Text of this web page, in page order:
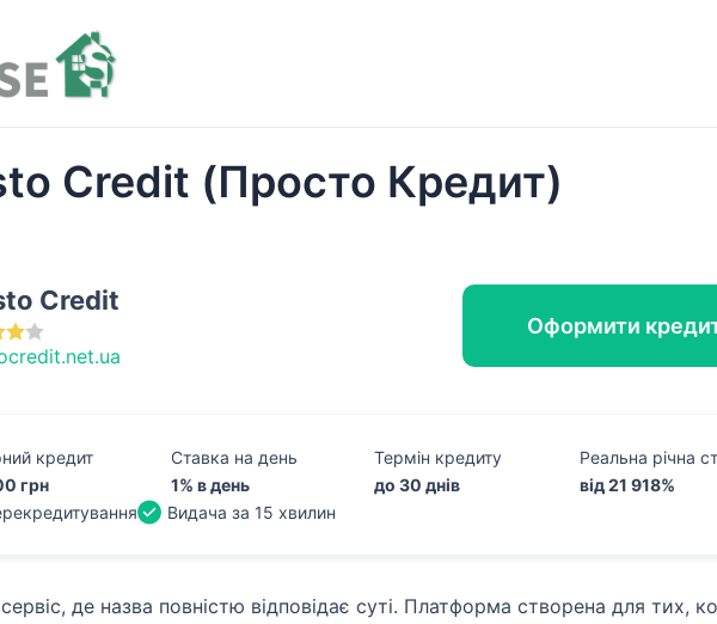
Credit (Просто Кредит)
Credit
Оформити
кредит
грн
Ставка на день
1% в день
Термін кредиту
до 30 днів
Реальна річна
від 21 918%
Видача за 15 хвилин
де назва повністю відповідає суті. Платформа створена для тих,